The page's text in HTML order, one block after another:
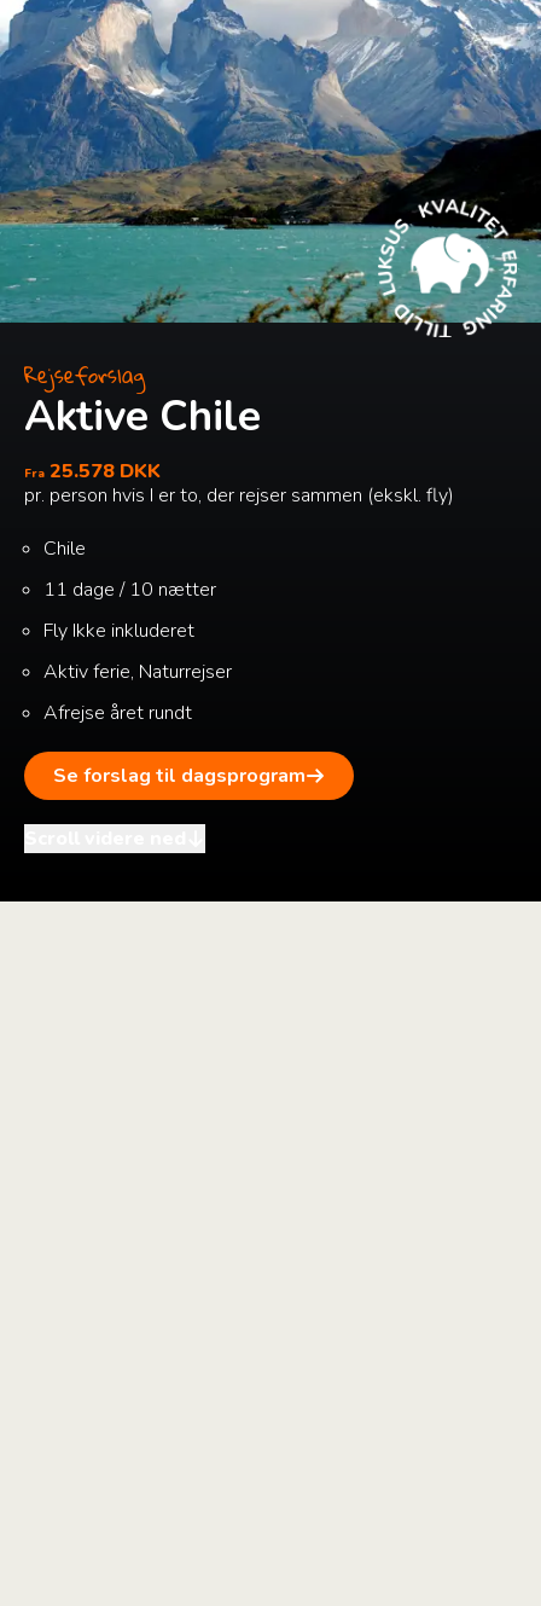
Rejseforslag
Aktive Chile
Fra 25.578 DKK
pr. person hvis I er to, der rejser sammen (ekskl. fly)
Chile
11 dage / 10 nætter
Fly Ikke inkluderet
Aktiv ferie, Naturrejser
Afrejse året rundt
Se forslag til dagsprogram